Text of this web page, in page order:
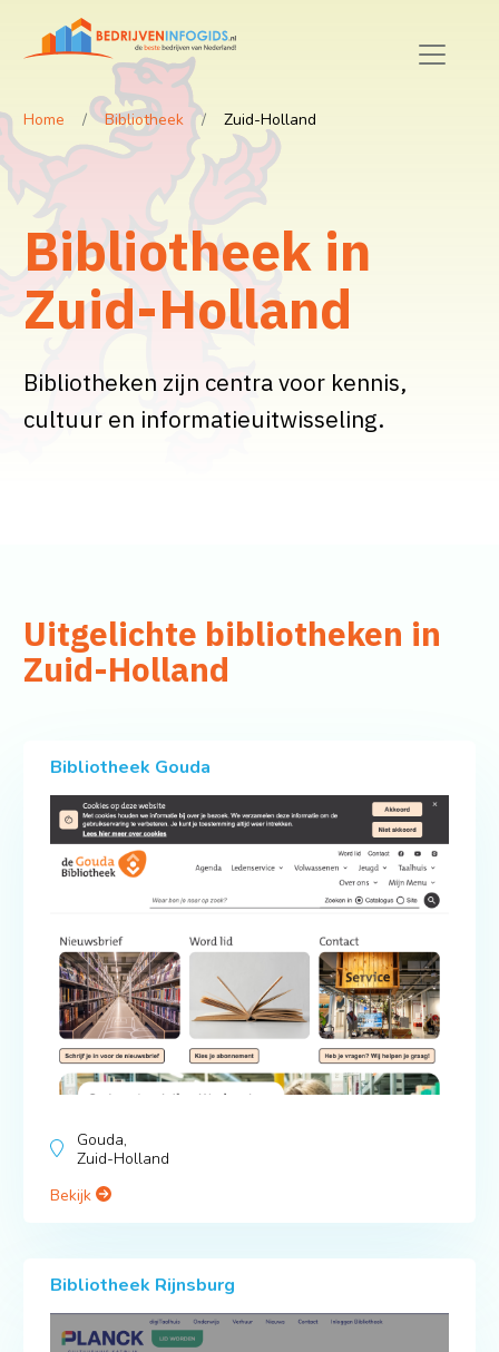
Home Bibliotheek Zuid-Holland
Bibliotheek in
Zuid-Holland
Bibliotheken zijn centra voor kennis,
cultuur en informatieuitwisseling.
Uitgelichte bibliotheken in
Zuid-Holland
Bibliotheek Gouda
Gouda,
Zuid-Holland
Bekijk
Bibliotheek Rijnsburg